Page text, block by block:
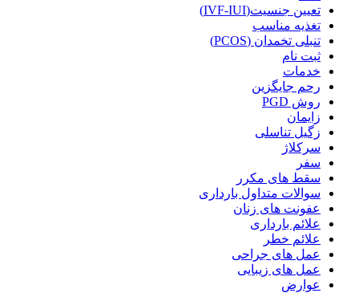
تعیین جنسیت(IVF-IUI)
تغذیه مناسب
تنبلی تخمدان (PCOS)
ثبت نام
خدمات
رحم جایگزین
روش PGD
زایمان
زگیل تناسلی
سرکلاژ
سفر
سقط های مکرر
سوالات متداول بارداری
عفونت های زنان
علائم بارداری
علائم خطر
عمل های جراحی
عمل های زیبایی
عوارض